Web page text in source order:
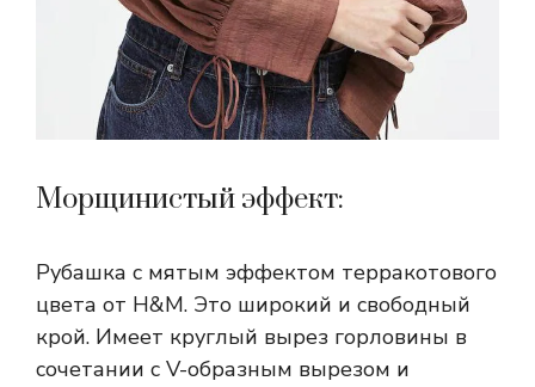
Морщинистый эффект:
Рубашка с мятым эффектом терракотового
цвета от H&M. Это широкий и свободный
крой. Имеет круглый вырез горловины в
сочетании с V-образным вырезом и